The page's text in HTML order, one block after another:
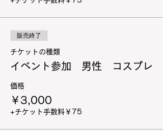
販売終了
チケットの種類
イベント参加 男性 コスプレ
価格
￥3,000
+チケット手数料￥75